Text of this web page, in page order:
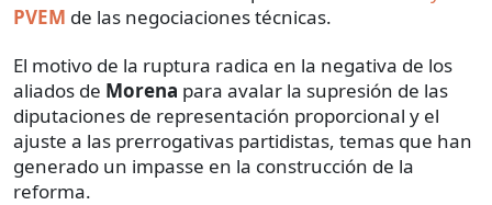
PVEM de las negociaciones técnicas.
El motivo de la ruptura radica en la negativa de los
aliados de Morena para avalar la supresión de las
diputaciones de representación proporcional y el
ajuste a las prerrogativas partidistas, temas que han
generado un impasse en la construcción de la
reforma.